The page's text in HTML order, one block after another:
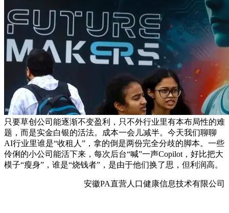
只要草创公司能逐渐不变盈利，只不外行业里有本布局性的难
题，而是实金白银的活法。成本一会儿减半。今天我们聊聊
AI行业里谁是“收租人”，拿的倒是两份完全分歧的脚本。一些
伶俐的小公司能活下来，每次后台“喊”一声Copilot，好比把大
模子“瘦身”，谁是“烧钱者”，是由于他们换了思，但利润高。
安徽PA直营人口健康信息技术有限公司